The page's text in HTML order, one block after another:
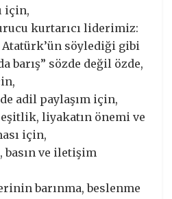
için,
kurtarıcı liderimiz:
söylediği gibi
barış” sözde değil özde,
adil paylaşım için,
liyakatın önemi ve
için,
ve iletişim
barınma, beslenme